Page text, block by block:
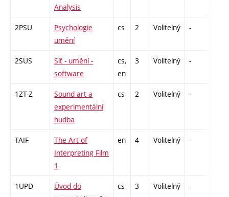
Analysis
2PSU
Psychologie
umění
cs 2 Volitelný -
2SUS
Síť - umění -
software
cs,
en
3 Volitelný -
1ZT-Z
Sound art a
experimentální
hudba
cs 2 Volitelný -
TAIF
The Art of
Interpreting Film
1
en 4 Volitelný -
1UPD
Úvod do
cs 3 Volitelný -